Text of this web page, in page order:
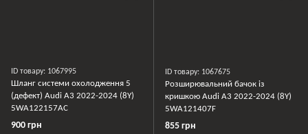
ID товару: 1067995
Шланг системи охолодження 5
(дефект) Audi A3 2022-2024 (8Y)
5WA122157AC
900 грн
ID товару: 1067675
Розширювальний бачок із
кришкою Audi A3 2022-2024 (8Y)
5WA121407F
855 грн